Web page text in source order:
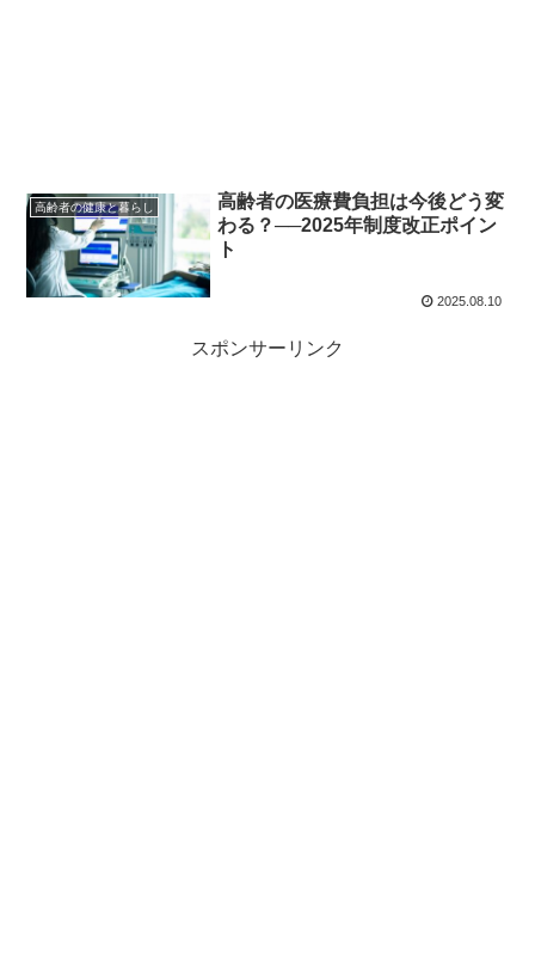
高齢者の健康と暮らし
高齢者の医療費負担は今後どう変
わる？──2025年制度改正ポイン
ト
2025.08.10
スポンサーリンク